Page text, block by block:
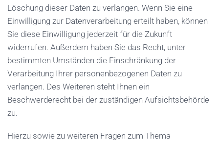
Löschung dieser Daten zu verlangen. Wenn Sie eine
Einwilligung zur Datenverarbeitung erteilt haben, können
Sie diese Einwilligung jederzeit für die Zukunft
widerrufen. Außerdem haben Sie das Recht, unter
bestimmten Umständen die Einschränkung der
Verarbeitung Ihrer personenbezogenen Daten zu
verlangen. Des Weiteren steht Ihnen ein
Beschwerderecht bei der zuständigen Aufsichtsbehörde
zu.
Hierzu sowie zu weiteren Fragen zum Thema